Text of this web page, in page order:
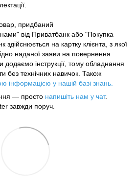
придбаний
від Приватбанк або "Покупка
на картку клієнта, з якої
наданої заяви на повернення
інструкції, тому обладнання
без технічних навичок. Також
інформацією у нашій базі знань.
— просто напишіть нам у чат.
завжди поруч.